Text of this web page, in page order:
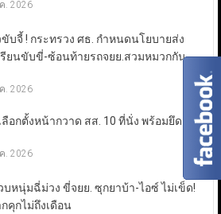
. 2026
ขับจี้ ! กระทรวง ศธ. กำหนดนโยบายส่ง
รียนขับขี่-ซ้อนท้ายรถจยย.สวมหมวกกัน
. 2026
ลือกตั้งหน้ากวาด สส. 10 ที่นั่ง พร้อมยึดเก้าอี้
. 2026
บหนุ่มฉี่ม่วง ขี่จยย. ซุกยาบ้า-ไอซ์ ไม่เข็ด!
คุกไม่ถึงเดือน